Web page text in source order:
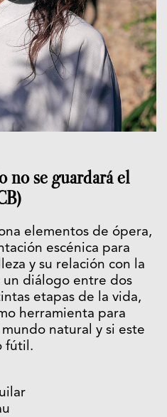
no se guardará el
elementos de ópera,
escénica para
y su relación con la
un diálogo entre dos
etapas de la vida,
herramienta para
natural y si este
fútil.